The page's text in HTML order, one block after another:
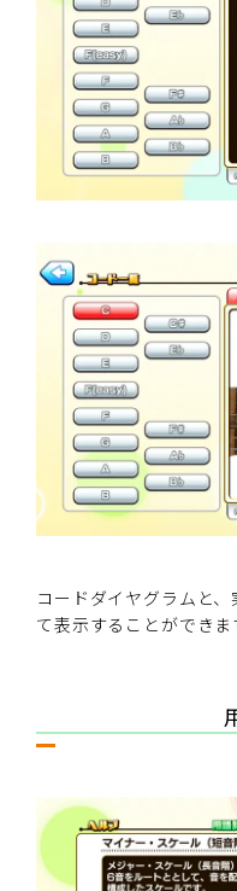
コードダイヤグラムと
て表示することができま